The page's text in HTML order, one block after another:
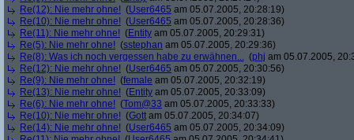
Re(12): Nie mehr ohne! (User6465 am 05.07.2005, 20:28:19)
Re(10): Nie mehr ohne! (User6465 am 05.07.2005, 20:28:36)
Re(11): Nie mehr ohne! (Entity am 05.07.2005, 20:29:31)
Re(5): Nie mehr ohne! (sstephan am 05.07.2005, 20:29:36)
Re(8): Was ich noch vergessen habe zu erwähnen... (phj am 05.07.2005,
Re(12): Nie mehr ohne! (User6465 am 05.07.2005, 20:30:56)
Re(9): Nie mehr ohne! (female am 05.07.2005, 20:32:19)
Re(13): Nie mehr ohne! (Entity am 05.07.2005, 20:33:09)
Re(6): Nie mehr ohne! (Tom@33 am 05.07.2005, 20:33:33)
Re(10): Nie mehr ohne! (Gott am 05.07.2005, 20:34:07)
Re(14): Nie mehr ohne! (User6465 am 05.07.2005, 20:34:09)